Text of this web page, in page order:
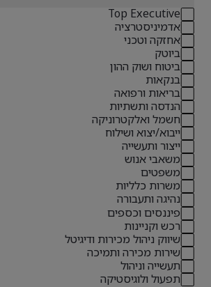
Top Executive
אדמיניסטרציה
אחזקה וטכני
ביוטק
ביטוח ושוק ההון
בנקאות
בריאות ורפואה
הנדסה ותשתיות
חשמל ואלקטרוניקה
ייבוא/יצוא ושילוח
ייצור ותעשייה
משאבי אנוש
משפטים
משרות כלליות
נהיגה ותעבורה
פיננסים וכספים
רכש וקניינות
שיווק ניהול מכירות ודיגיטל
שירות מכירה ותמיכה
תעשייה וניהול
תפעול ולוגיסטיקה